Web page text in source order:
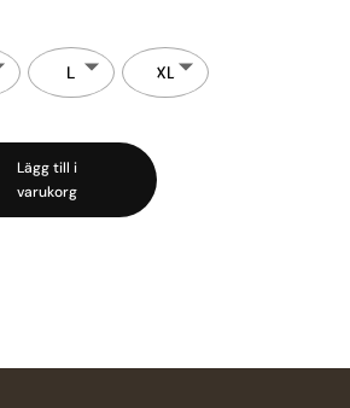
L XL
Lägg till i
varukorg